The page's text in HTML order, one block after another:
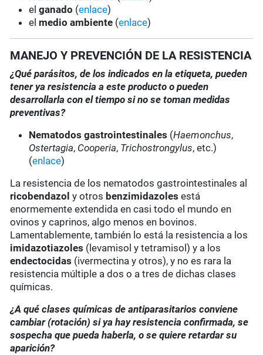
elganado (enlace)
el medio ambiente (enlace)
MANEJO Y PREVENCIÓN DE LA RESISTENCIA
¿Qué parásitos, de los indicados en la etiqueta, pueden
tener ya resistencia a este producto o pueden
desarrollarla con el tiempo si no se toman medidas
preventivas?
Nematodos gastrointestinales (Haemonchus,
Ostertagia, Cooperia, Trichostrongylus, etc.)
(enlace)
La resistencia de los nematodos gastrointestinales al
ricobendazoly otros benzimidazoles está
enormemente extendida en casi todo el mundo en
ovinos y caprinos, algo menos en bovinos.
Lamentablemente, también lo está la resistencia a los
imidazotiazoles (levamisol y tetramisol) y a los
endectocidas (ivermectina y otros), y no es rara la
resistencia múltiple a dos o a tres de dichas clases
químicas.
¿A qué clases químicas de antiparasitarios conviene
cambiar (rotación) si ya hay resistencia confirmada, se
sospecha que pueda haberla, o se quiere retardar su
aparición?